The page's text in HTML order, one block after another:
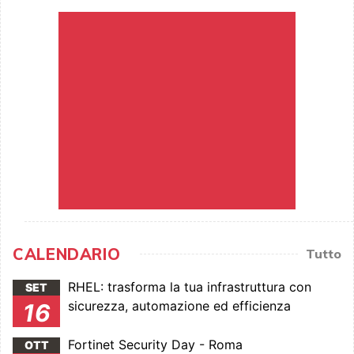
CALENDARIO Tutto
SET
16
RHEL: trasforma la tua infrastruttura con
sicurezza, automazione ed efficienza
OTT Fortinet Security Day - Roma